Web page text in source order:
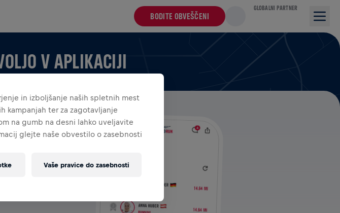
BODITE OBVEŠČENI
GLOBALNI PARTNER
V APLIKACIJI
o ekipah v aplikaciji
in izboljšanje naših spletnih mest
kampanjah ter za zagotavljanje
na gumb na desni lahko uveljavite
glejte naše obvestilo o zasebnosti
Vaše pravice do zasebnosti